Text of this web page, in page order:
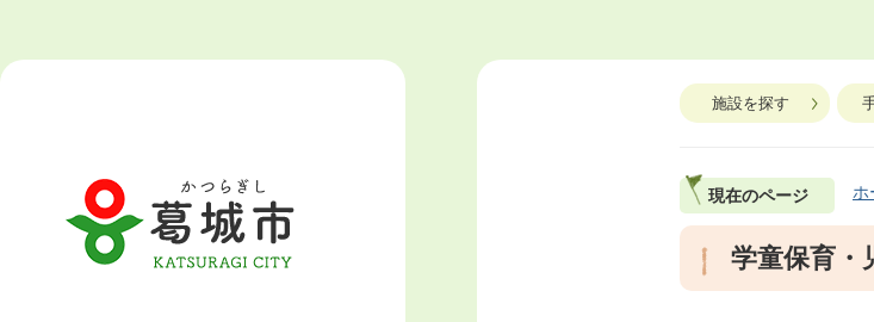
施設を探す
現在のページ ホ
学童保育・